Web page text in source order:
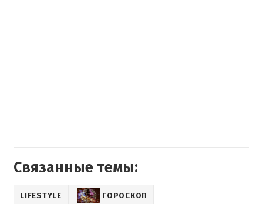
Связанные темы:
LIFESTYLE ГОРОСКОП